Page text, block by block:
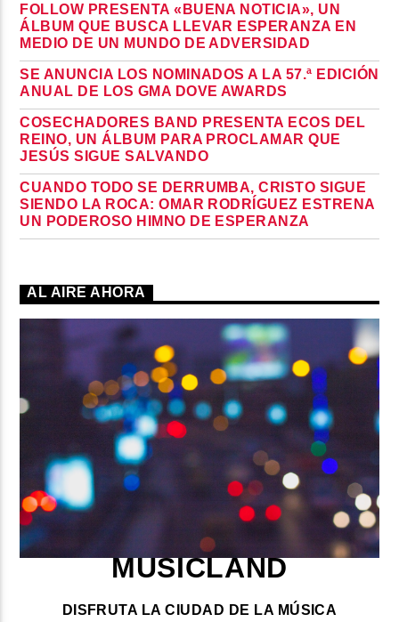
FOLLOW PRESENTA «BUENA NOTICIA», UN
ÁLBUM QUE BUSCA LLEVAR ESPERANZA EN
MEDIO DE UN MUNDO DE ADVERSIDAD
SE ANUNCIA LOS NOMINADOS A LA 57.ª EDICIÓN
ANUAL DE LOS GMA DOVE AWARDS
COSECHADORES BAND PRESENTA ECOS DEL
REINO, UN ÁLBUM PARA PROCLAMAR QUE
JESÚS SIGUE SALVANDO
CUANDO TODO SE DERRUMBA, CRISTO SIGUE
SIENDO LA ROCA: OMAR RODRÍGUEZ ESTRENA
UN PODEROSO HIMNO DE ESPERANZA
AL AIRE AHORA
MUSICLAND
DISFRUTA LA CIUDAD DE LA MÚSICA